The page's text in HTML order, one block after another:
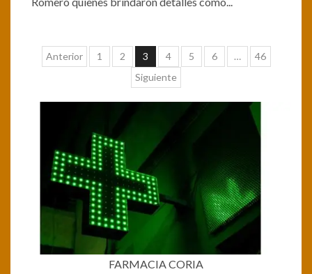
Paginación
entradas
Anterior 1 2 3 4 5 6 …
46
Siguiente
FARMACIA CORIA